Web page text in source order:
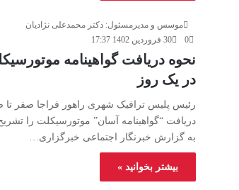
موسس و مدیرمسئول: دکتر محمدعلی نژادیان
30 فروردین 1402 17:37
0
نحوه دریافت گواهینامه
در یک روز
رئیس پلیس ترافیک شهری راهور فراجا صفر تا
دریافت “گواهینامه آسان” موتورسیکلت را
به گزارش خبرنگار اجتماعی خبرگزاری…
بیشتر بخوانید »